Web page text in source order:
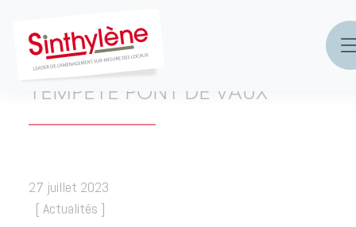
TEMPÊTE PONT DE VAUX
27 juillet 2023
[ Actualités ]